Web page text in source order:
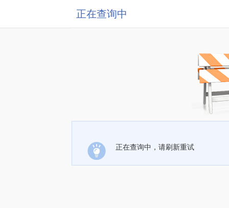
正在查询中
正在查询中，请刷新重试